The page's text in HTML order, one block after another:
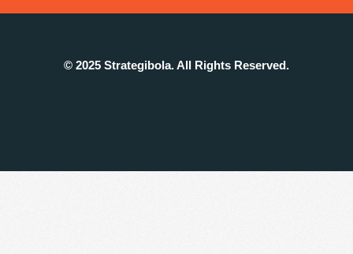
© 2025 Strategibola. All Rights Reserved.